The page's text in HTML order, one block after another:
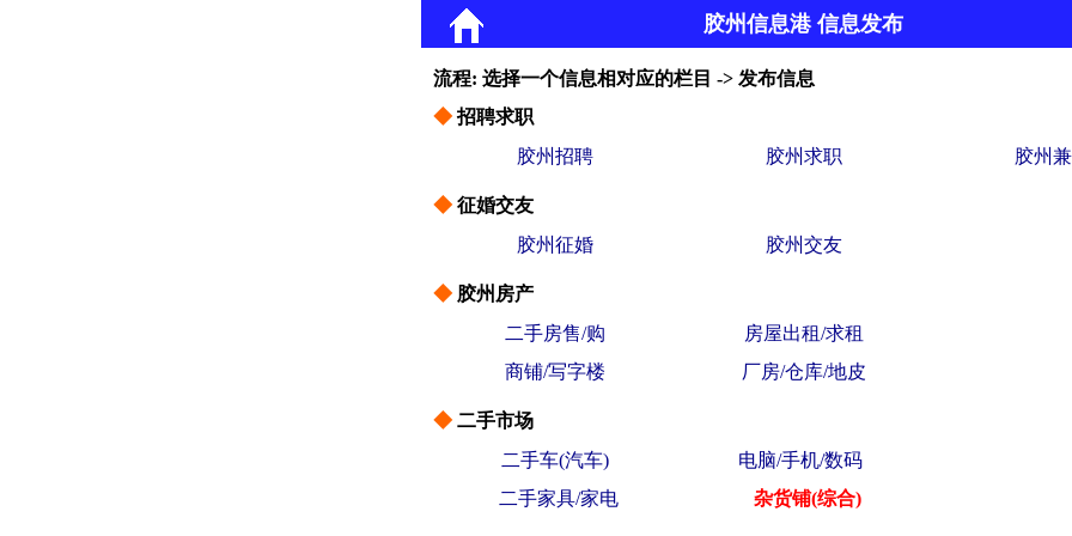
胶州信息港 信息发布
流程: 选择一个信息相对应的栏目 -> 发布信息
◆ 招聘求职
胶州招聘
胶州求职 胶州
◆ 征婚交友
胶州征婚
胶州交友
◆ 胶州房产
二手房售/购
房屋出租/求租
商铺/写字楼
厂房/仓库/地皮
◆ 二手市场
二手车(汽车)
电脑/手机/数码
二手家具/家电
杂货铺(综合)